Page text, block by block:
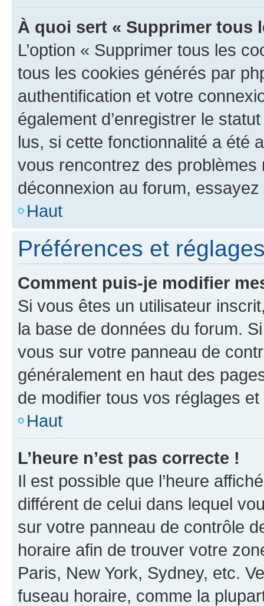
À quoi sert « Supprimer tous
L’option « Supprimer tous les
tous les cookies générés par
authentification et votre
également d’enregistrer le
lus, si cette fonctionnalité a été
vous rencontrez des
déconnexion au forum,
Haut
Préférences et
Comment puis-je modifier
Si vous êtes un utilisateur
la base de données du forum.
vous sur votre panneau de
généralement en haut des
de modifier tous vos réglages
Haut
L’heure n’est pas correcte !
Il est possible que l’heure
différent de celui dans lequel
sur votre panneau de contrôle
horaire afin de trouver votre
Paris, New York, Sydney, etc.
fuseau horaire, comme la